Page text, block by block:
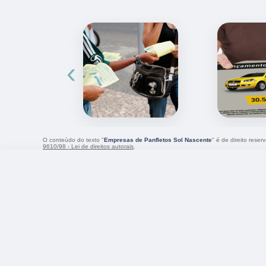
‹
O conteúdo do texto "Empresas de Panfletos Sol Nascente" é de direito
9610/98 - Lei de direitos autorais